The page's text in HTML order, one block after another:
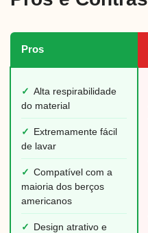
Pros
✓ Alta respirabilidade
do material
✓ Extremamente fácil
de lavar
✓ Compatível com a
maioria dos berços
americanos
✓ Design atrativo e